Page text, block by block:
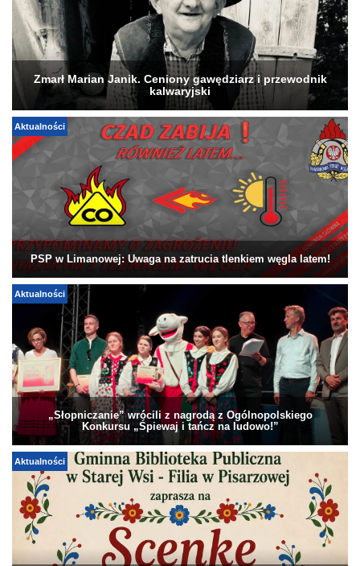
Zmarł Marian Janik. Ceniony gawędziarz i przewodnik
kalwaryjski
Aktualności
PSP w Limanowej: Uwaga na zatrucia tlenkiem węgla latem!
Aktualności
„Słopniczanie” wrócili z nagrodą z Ogólnopolskiego
Konkursu „Śpiewaj i tańcz na ludowo!”
Aktualności